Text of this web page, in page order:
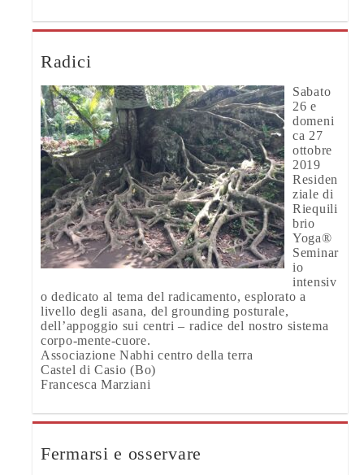
Radici
Sabato
26 e
domeni
ca 27
ottobre
2019
Residen
ziale di
Riequili
brio
Yoga®
Seminar
io
intensiv
o dedicato al tema del radicamento, esplorato a
livello degli asana, del grounding posturale,
dell’appoggio sui centri – radice del nostro sistema
corpo-mente-cuore.
Associazione Nabhi centro della terra
Castel di Casio (Bo)
Francesca Marziani
Fermarsi e osservare